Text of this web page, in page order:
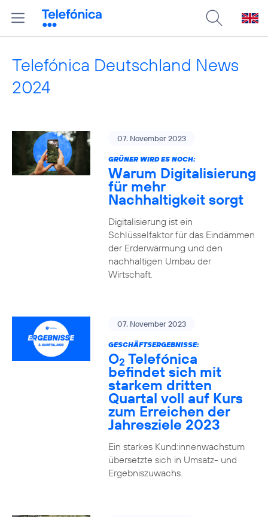
Telefónica Deutschland News
2024
07. November 2023
GRÜNER WIRD ES NOCH:
Warum Digitalisierung
für mehr
Nachhaltigkeit sorgt
Digitalisierung ist ein
Schlüsselfaktor für das Eindämmen
der Erderwärmung und den
nachhaltigen Umbau der
Wirtschaft.
07. November 2023
GESCHÄFTSERGEBNISSE:
O2 Telefónica
befindet sich mit
starkem dritten
Quartal voll auf Kurs
zum Erreichen der
Jahresziele 2023
Ein starkes Kund:innenwachstum
übersetzte sich in Umsatz- und
Ergebniszuwachs.